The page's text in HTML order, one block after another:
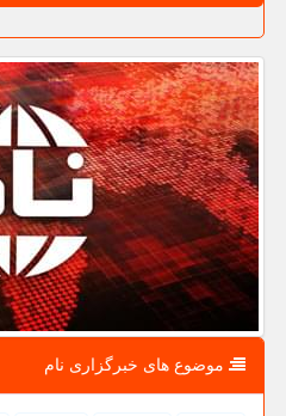
موضوع های خبرگزاری نام